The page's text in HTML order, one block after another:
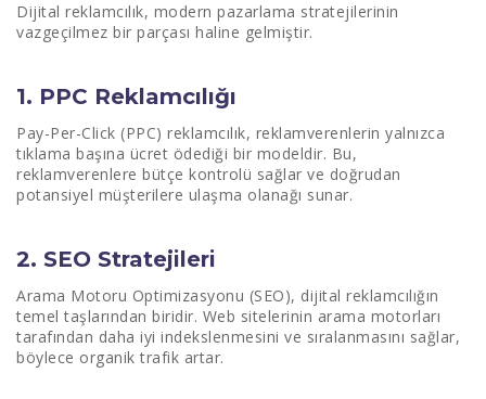
Dijital reklamcılık, modern pazarlama stratejilerinin
vazgeçilmez bir parçası haline gelmiştir.
1. PPC Reklamcılığı
Pay-Per-Click (PPC) reklamcılık, reklamverenlerin yalnızca
tıklama başına ücret ödediği bir modeldir. Bu,
reklamverenlere bütçe kontrolü sağlar ve doğrudan
potansiyel müşterilere ulaşma olanağı sunar.
2. SEO Stratejileri
Arama Motoru Optimizasyonu (SEO), dijital reklamcılığın
temel taşlarından biridir. Web sitelerinin arama motorları
tarafından daha iyi indekslenmesini ve sıralanmasını sağlar,
böylece organik trafik artar.